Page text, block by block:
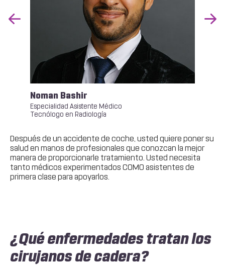
Previous
Noman Bashir
Especialidad Asistente Médico
Tecnólogo en Radiología
Después de un accidente de coche, usted quiere poner su
salud en manos de profesionales que conozcan la mejor
manera de proporcionarle tratamiento. Usted necesita
tanto médicos experimentados COMO asistentes de
primera clase para apoyarlos.
¿Qué enfermedades tratan los
cirujanos de cadera?